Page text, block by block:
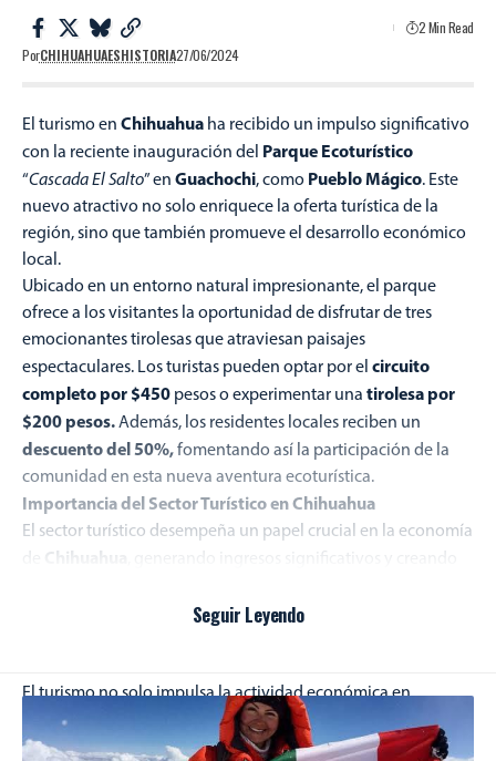
PorCHIHUAHUAESHISTORIA27/06/2024
2 Min Read
El turismo en Chihuahua ha recibido un impulso significativo
con la reciente inauguración del Parque Ecoturístico
“Cascada El Salto” en Guachochi, como Pueblo Mágico. Este
nuevo atractivo no solo enriquece la oferta turística de la
región, sino que también promueve el desarrollo económico
local.
Ubicado en un entorno natural impresionante, el parque
ofrece a los visitantes la oportunidad de disfrutar de tres
emocionantes tirolesas que atraviesan paisajes
espectaculares. Los turistas pueden optar por el circuito
completo por $450 pesos o experimentar una tirolesa por
$200 pesos.Además, los residentes locales reciben un
descuento del 50%,fomentando así la participación de la
comunidad en esta nueva aventura ecoturística.
Importancia del Sector Turístico en Chihuahua
El sector turístico desempeña un papel crucial en la economía
Chihuahua
, generando ingresos significativos y creando
Parque Ecoturístico“ Cascada El Salto
El turismo no solo impulsa la actividad económica en
Guachochi
y sus alrededores, sino que también promueve la
conservación del medio ambiente al resaltar la belleza
Seguir Leyendo